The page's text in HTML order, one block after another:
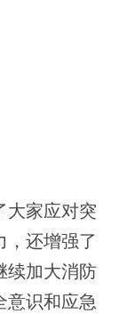
大家应对突
还增强了
续加大消防
意识和应急